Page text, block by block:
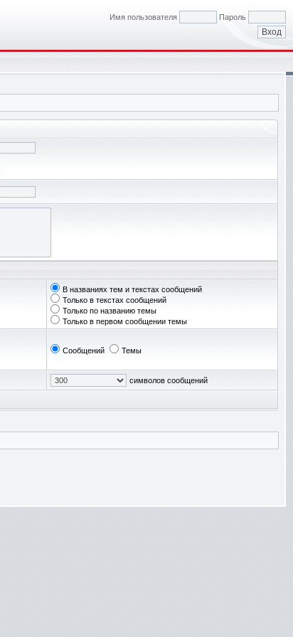
Имя пользователя Пароль
В названиях тем и текстах сообщений
Только в текстах сообщений
Только по названию темы
Только в первом сообщении темы
Сообщений Темы
символов сообщений